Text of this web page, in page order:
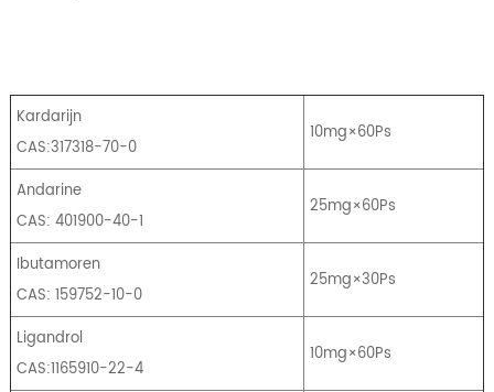
Kardarijn
CAS:317318-70-0
10mg×60Ps
Andarine
CAS: 401900-40-1
25mg×60Ps
Ibutamoren
CAS: 159752-10-0
25mg×30Ps
Ligandrol
CAS:1165910-22-4
10mg×60Ps